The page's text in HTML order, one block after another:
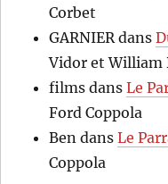
Corbet
GARNIERdans
Vidor et William
films dansLe
Ford Coppola
Ben dansLe
Coppola